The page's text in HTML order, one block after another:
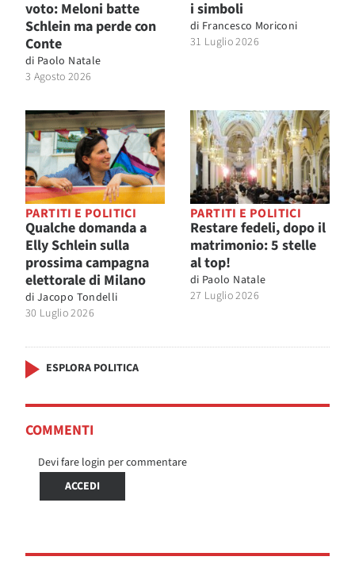
voto: Meloni batte
Schlein ma perde con
Conte
di Paolo Natale
3 Agosto 2026
i simboli
di Francesco Moriconi
31 Luglio 2026
PARTITI E POLITICI
Qualche domanda a
Elly Schlein sulla
prossima campagna
elettorale di Milano
di Jacopo Tondelli
30 Luglio 2026
PARTITI E POLITICI
Restare fedeli, dopo il
matrimonio: 5 stelle
al top!
di Paolo Natale
27 Luglio 2026
ESPLORA POLITICA
COMMENTI
Devi fare login per commentare
ACCEDI